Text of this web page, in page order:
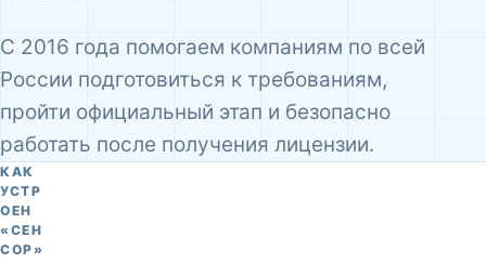
С 2016 года помогаем компаниям по всей
России подготовиться к требованиям,
пройти официальный этап и безопасно
работать после получения лицензии.
КАК
УСТР
ОЕН
«СЕН
СОР»